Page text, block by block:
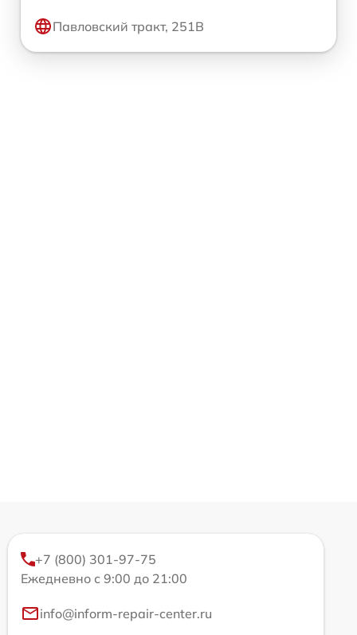
Павловский тракт, 251В
+7 (800) 301-97-75
Ежедневно с 9:00 до 21:00
info@inform-repair-center.ru